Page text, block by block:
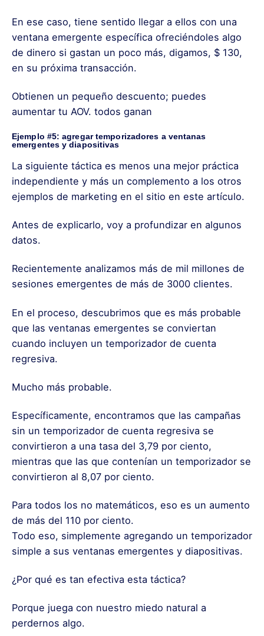
En ese caso, tiene sentido llegar a ellos con una
ventana emergente específica ofreciéndoles algo
de dinero si gastan un poco más, digamos, $ 130,
en su próxima transacción.
Obtienen un pequeño descuento; puedes
aumentar tu AOV. todos ganan
Ejemplo #5: agregar temporizadores a ventanas
emergentes y diapositivas
La siguiente táctica es menos una mejor práctica
independiente y más un complemento a los otros
ejemplos de marketing en el sitio en este artículo.
Antes de explicarlo, voy a profundizar en algunos
datos.
Recientemente analizamos más de mil millones de
sesiones emergentes de más de 3000 clientes.
En el proceso, descubrimos que es más probable
que las ventanas emergentes se conviertan
cuando incluyen un temporizador de cuenta
regresiva.
Mucho más probable.
Específicamente, encontramos que las campañas
sin un temporizador de cuenta regresiva se
convirtieron a una tasa del 3,79 por ciento,
mientras que las que contenían un temporizador se
convirtieron al 8,07 por ciento.
Para todos los no matemáticos, eso es un aumento
de más del 110 por ciento.
Todo eso, simplemente agregando un temporizador
simple a sus ventanas emergentes y diapositivas.
¿Por qué es tan efectiva esta táctica?
Porque juega con nuestro miedo natural a
perdernos algo.